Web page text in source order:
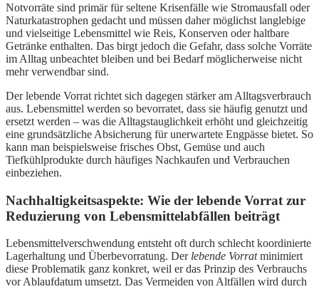
Notvorräte sind primär für seltene Krisenfälle wie Stromausfall oder
Naturkatastrophen gedacht und müssen daher möglichst langlebige
und vielseitige Lebensmittel wie Reis, Konserven oder haltbare
Getränke enthalten. Das birgt jedoch die Gefahr, dass solche Vorräte
im Alltag unbeachtet bleiben und bei Bedarf möglicherweise nicht
mehr verwendbar sind.
Der lebende Vorrat richtet sich dagegen stärker am Alltagsverbrauch
aus. Lebensmittel werden so bevorratet, dass sie häufig genutzt und
ersetzt werden – was die Alltagstauglichkeit erhöht und gleichzeitig
eine grundsätzliche Absicherung für unerwartete Engpässe bietet. So
kann man beispielsweise frisches Obst, Gemüse und auch
Tiefkühlprodukte durch häufiges Nachkaufen und Verbrauchen
einbeziehen.
Nachhaltigkeitsaspekte: Wie der lebende Vorrat zur
Reduzierung von Lebensmittelabfällen beiträgt
Lebensmittelverschwendung entsteht oft durch schlecht koordinierte
Lagerhaltung und Überbevorratung. Der lebende Vorratminimiert
diese Problematik ganz konkret, weil er das Prinzip des Verbrauchs
vor Ablaufdatum umsetzt. Das Vermeiden von Altfällen wird durch